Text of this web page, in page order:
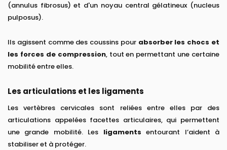
(annulus fibrosus) et d'un noyau central gélatineux (nucleus
pulposus).
Ils agissent comme des coussins pour absorber les chocs et
les forces de compression, tout en permettant une certaine
mobilité entre elles.
Les articulations et les ligaments
Les vertèbres cervicales sont reliées entre elles par des
articulations appelées facettes articulaires, qui permettent
une grande mobilité. Les ligaments entourant l’aident à
stabiliser et à protéger.